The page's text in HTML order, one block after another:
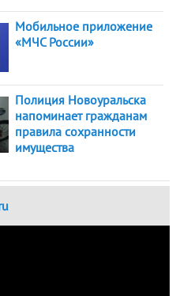
Мобильное приложение
«МЧС России»
Полиция Новоуральска
напоминает гражданам
правила сохранности
имущества